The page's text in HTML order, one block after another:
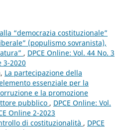
“democrazia costituzionale”
(populismo sovranista),
, DPCE Online: Vol. 44 No. 3
3-2020
La partecipazione della
essenziale per la
e la promozione
pubblico , DPCE Online: Vol.
Online 2-2023
di costituzionalità , DPCE